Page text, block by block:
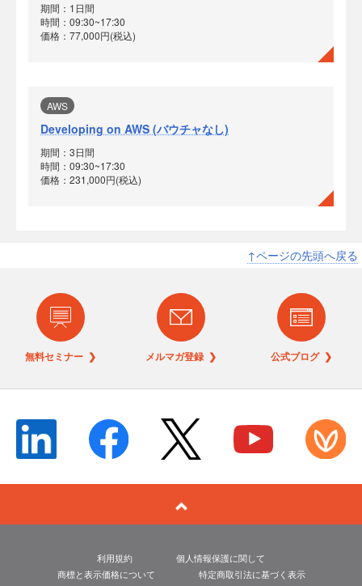
期間：1日間
時間：09:30~17:30
価格：77,000円(税込)
AWS
Developing on AWS (バウチャなし)
期間：3日間
時間：09:30~17:30
価格：231,000円(税込)
↑ページの先頭へ戻る
無料セミナー ❯ メルマガ登録 ❯ 公式ブログ ❯
利用規約
個人情報保護に関して
商標と表示価格について
特定商取引法に基づく表示